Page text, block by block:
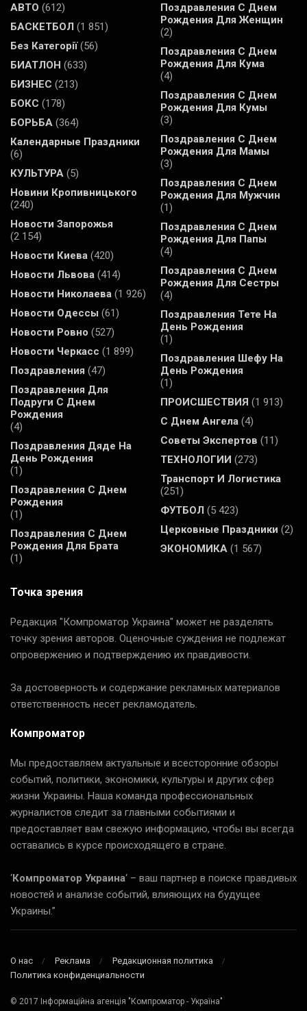
АВТО (612)
БАСКЕТБОЛ (1 851)
Без Категорії(56)
БИАТЛОН (633)
БИЗНЕС (213)
БОКС (178)
БОРЬБА (364)
Календарные Праздники
(6)
КУЛЬТУРА (5)
Новини Кропивницького
(240)
Новости Запорожья
(2 154)
Новости Киева (420)
Новости Львова (414)
Новости Николаева (1 926)
Новости Одессы (61)
Новости Ровно (527)
Новости Черкасс (1 899)
Поздравления (47)
Поздравления Для
Подруги С Днем
Рождения
(4)
Поздравления Дяде На
День Рождения
(1)
Поздравления С Днем
Рождения
(1)
Поздравления С Днем
Рождения Для Брата
(1)
Поздравления С Днем
Рождения Для Женщин
(2)
Поздравления С Днем
Рождения Для Кума
(4)
Поздравления С Днем
Рождения Для Кумы
(3)
Поздравления С Днем
Рождения Для Мамы
(3)
Поздравления С Днем
Рождения Для Мужчин
(1)
Поздравления С Днем
Рождения Для Папы
(4)
Поздравления С Днем
Рождения Для Сестры
(4)
Поздравления Тете На
День Рождения
(1)
Поздравления Шефу На
День Рождения
(1)
ПРОИСШЕСТВИЯ (1 913)
С Днем Ангела (4)
Советы Экспертов (11)
ТЕХНОЛОГИИ (273)
Транспорт И Логистика
(251)
ФУТБОЛ (5 423)
Церковные Праздники (2)
ЭКОНОМИКА (1 567)
Точка зрения
Редакция "Компроматор Украина" может не разделять
точку зрения авторов. Оценочные суждения не подлежат
опровержению и подтверждению их правдивости.
За достоверность и содержание рекламных материалов
ответственность несет рекламодатель.
Компроматор
Мы предоставляем актуальные и всесторонние обзоры
событий, политики, экономики, культуры и других сфер
жизни Украины. Наша команда профессиональных
журналистов следит за главными событиями и
предоставляет вам свежую информацию, чтобы вы всегда
оставались в курсе происходящего в стране.
‘Компроматор Украина‘ – ваш партнер в поиске правдивых
новостей и анализе событий, влияющих на будущее
Украины.”
О нас Реклама
Редакционная политика
Политика конфиденциальности
© 2017 Інформаційна агенція "Компроматор - Україна"